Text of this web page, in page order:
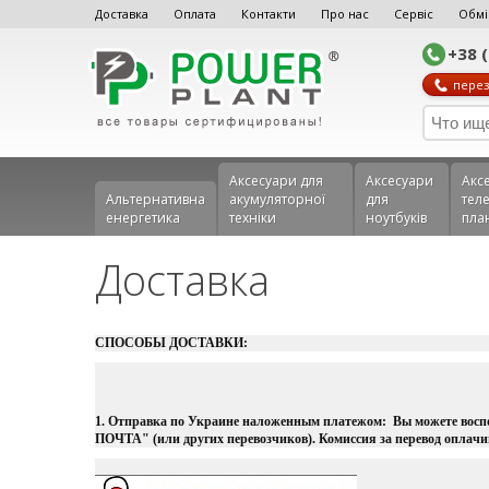
Доставка Оплата Контакти Про нас Сервіс
+38
Альтернативна
енергетика
Аксесуари для
акумуляторної
техніки
Аксесуари
для
ноутбуків
Доставка
СПОСОБЫ ДОСТАВКИ:
1. Отправка по Украине наложенным платежом: Вы можете
ПОЧТА" (или других перевозчиков). Комиссия за перевод